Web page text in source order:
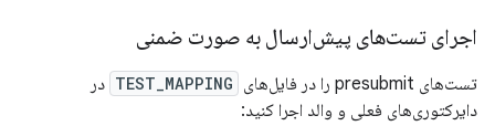
اجرای تست‌های پیش‌ارسال به صورت ضمنی
تست‌های presubmit را در فایل‌های TEST_MAPPING در
دایرکتوری‌های فعلی و والد اجرا کنید: